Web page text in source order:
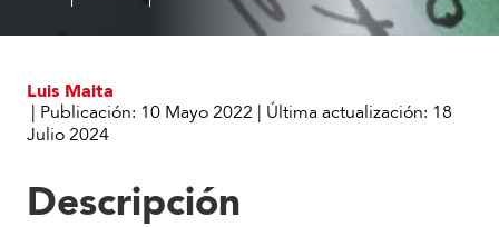
endémicas
Luis Maita
Publicación: 10 Mayo 2022 Última actualización: 18
Julio 2024
Descripción